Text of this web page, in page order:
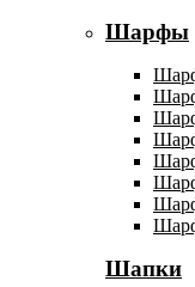
Шарфы
Шапки